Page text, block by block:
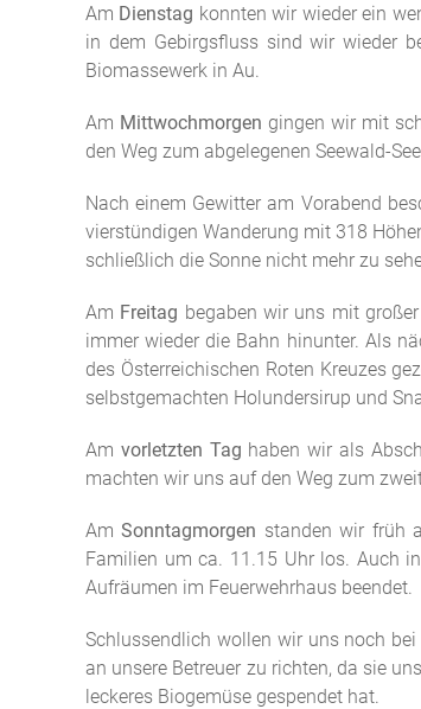
Am Dienstag konnten wir wieder ein
in dem Gebirgsfluss sind wir wieder
Biomassewerk in Au.
Am Mittwochmorgen gingen wir mit
den Weg zum abgelegenen Seewald-
Nach einem Gewitter am Vorabend
vierstündigen Wanderung mit 318
schließlich die Sonne nicht mehr zu
Am Freitag begaben wir uns mit
immer wieder die Bahn hinunter. Als
des Österreichischen Roten Kreuzes
selbstgemachten Holundersirup und
Am vorletzten Tag haben wir als
machten wir uns auf den Weg zum
AmSonntagmorgen standen wir früh
Familien um ca. 11.15 Uhr los. Auch
Aufräumen im Feuerwehrhaus beendet.
Schlussendlich wollen wir uns noch
an unsere Betreuer zu richten, da sie
leckeres Biogemüse gespendet hat.